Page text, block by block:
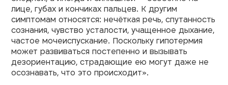
лице, губах и кончиках пальцев. К другим
симптомам относятся: нечёткая речь, спутанность
сознания, чувство усталости, учащенное дыхание,
частое мочеиспускание. Поскольку гипотермия
может развиваться постепенно и вызывать
дезориентацию, страдающие ею могут даже не
осознавать, что это происходит».